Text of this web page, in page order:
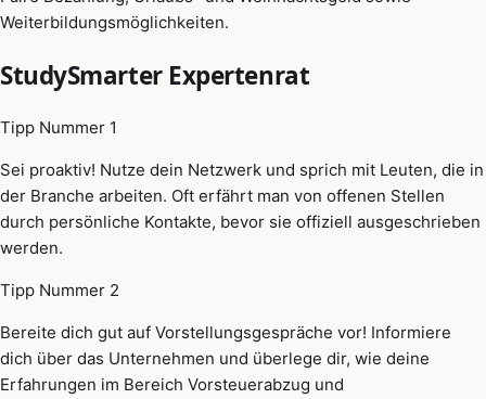
Weiterbildungsmöglichkeiten.
StudySmarter Expertenrat
Tipp Nummer 1
Sei proaktiv! Nutze dein Netzwerk und sprich mit Leuten, die in
der Branche arbeiten. Oft erfährt man von offenen Stellen
durch persönliche Kontakte, bevor sie offiziell ausgeschrieben
werden.
Tipp Nummer 2
Bereite dich gut auf Vorstellungsgespräche vor! Informiere
dich über das Unternehmen und überlege dir, wie deine
Erfahrungen im Bereich Vorsteuerabzug und